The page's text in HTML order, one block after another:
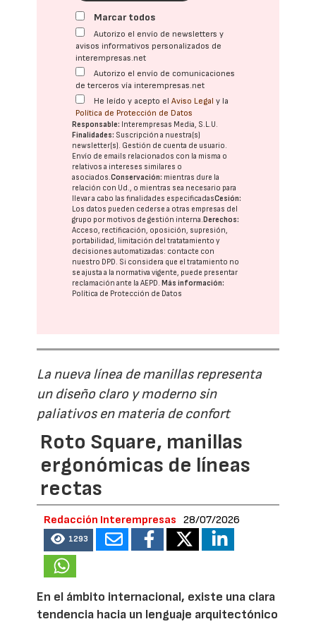
Marcar todos
Autorizo el envío de newsletters y
avisos informativos personalizados de
interempresas.net
Autorizo el envío de comunicaciones
de terceros vía interempresas.net
He leído y acepto elAviso Legal y la
Política de Protección de Datos
Responsable: Interempresas Media, S.L.U.
Finalidades: Suscripción a nuestra(s)
newsletter(s). Gestión de cuenta de usuario.
Envío de emails relacionados con la misma o
relativos a intereses similares o
asociados.Conservación: mientras dure la
relación con Ud., o mientras sea necesario para
llevar a cabo las finalidades especificadasCesión:
Los datos pueden cederse a otras empresas del
grupo por motivos de gestión interna.Derechos:
Acceso, rectificación, oposición, supresión,
portabilidad, limitación del tratatamiento y
decisiones automatizadas: contacte con
nuestro DPD. Si considera que el tratamiento no
se ajusta a la normativa vigente, puede presentar
reclamación ante laAEPD.Más información:
Política de Protección de Datos
La nueva línea de manillas representa
un diseño claro y moderno sin
paliativos en materia de confort
Roto Square, manillas
ergonómicas de líneas
rectas
Redacción Interempresas 28/07/2026
1293
En el ámbito internacional, existe una clara
tendencia hacia un lenguaje arquitectónico